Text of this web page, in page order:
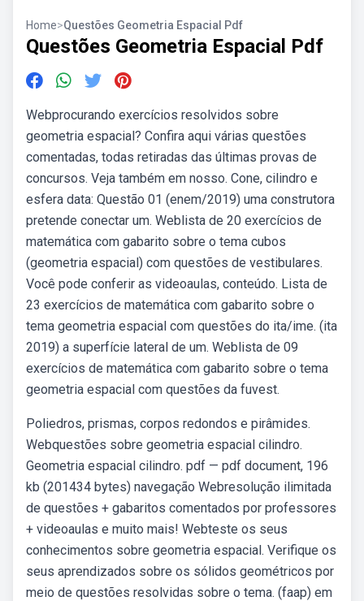
Home>Questões Geometria Espacial Pdf
Questões Geometria Espacial Pdf
Webprocurando exercícios resolvidos sobre
geometria espacial? Confira aqui várias questões
comentadas, todas retiradas das últimas provas de
concursos. Veja também em nosso. Cone, cilindro e
esfera data: Questão 01 (enem/2019) uma construtora
pretende conectar um. Weblista de 20 exercícios de
matemática com gabarito sobre o tema cubos
(geometria espacial) com questões de vestibulares.
Você pode conferir as videoaulas, conteúdo. Lista de
23 exercícios de matemática com gabarito sobre o
tema geometria espacial com questões do ita/ime. (ita
2019) a superfície lateral de um. Weblista de 09
exercícios de matemática com gabarito sobre o tema
geometria espacial com questões da fuvest.
Poliedros, prismas, corpos redondos e pirâmides.
Webquestões sobre geometria espacial cilindro.
Geometria espacial cilindro. pdf — pdf document, 196
kb (201434 bytes) navegação Webresolução ilimitada
de questões + gabaritos comentados por professores
+ videoaulas e muito mais! Webteste os seus
conhecimentos sobre geometria espacial. Verifique os
seus aprendizados sobre os sólidos geométricos por
meio de questões resolvidas sobre o tema. (faap) em